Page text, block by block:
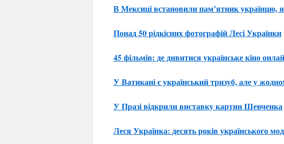
В Мексиці встановили пам’ятник українцю,
Понад 50 рідкісних фотографій Лесі Українки
45 фільмів: де дивитися українське кіно
У Ватикані є український тризуб, але у
У Празі відкрили виставку картин Шевченка
Леся Українка: десять років українського